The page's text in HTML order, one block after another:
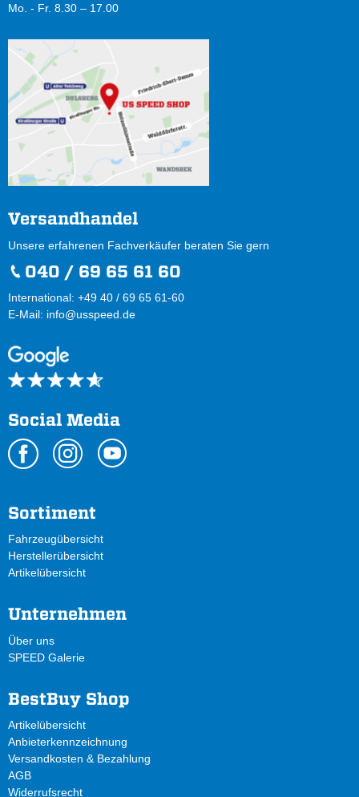
Mo. - Fr. 8.30 – 17.00
Versandhandel
Unsere erfahrenen Fachverkäufer beraten Sie gern
040 / 69 65 61 60
International: +49 40 / 69 65 61-60
E-Mail: info@usspeed.de
Social Media
Sortiment
Fahrzeugübersicht
Herstellerübersicht
Artikelübersicht
Unternehmen
Über uns
SPEED Galerie
BestBuy Shop
Artikelübersicht
Anbieterkennzeichnung
Versandkosten & Bezahlung
AGB
Widerrufsrecht